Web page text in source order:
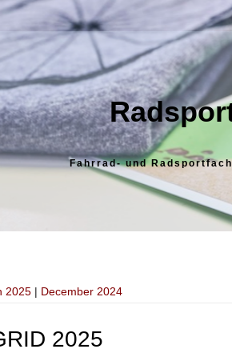
Fahrrad- und
2025 | December 2024
2025